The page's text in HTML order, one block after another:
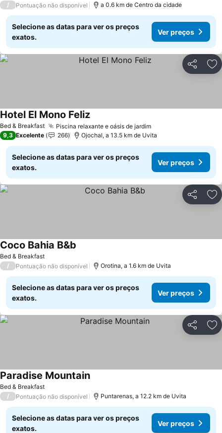
/ Pontuação não disponível a 0.6 km de Centro da cidade
Selecione as datas para ver os preços
exatos.
Ver preços
Partilhar
Bed & Breakfast Piscina relaxante e oásis de jardim
Hotel El Mono Feliz
9,3 Excelente 266 Ojochal, a 13.5 km de Uvita
Selecione as datas para ver os preços
exatos.
Ver preços
Partilhar
Bed & Breakfast
Coco Bahia B&b
/ Pontuação não disponível Orotina, a 1.6 km de Uvita
Selecione as datas para ver os preços
exatos.
Ver preços
Partilhar
Bed & Breakfast
Paradise Mountain
/ Pontuação não disponível Puntarenas, a 12.2 km de Uvita
Selecione as datas para ver os preços
exatos.
Ver preços